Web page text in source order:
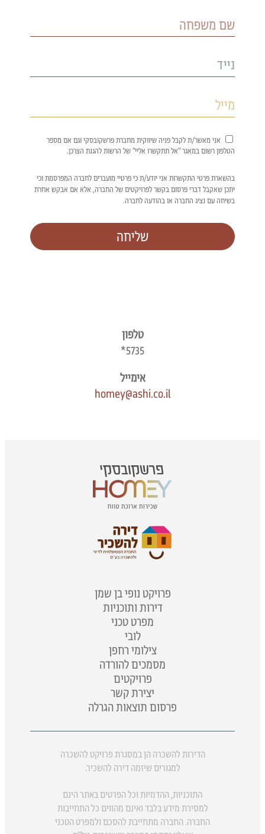
טלפון
*5735
אימייל
homey@ashi.co.il
אני מאשר/ת לקבל פניה שיווקית מחברת פרשקובסקי וגם אם מספר
הטלפון רשום במאגר "אל תתקשרו אליי" של הרשות להגנת הצרכן.
בהשארת פרטי התקשרות אני יודע/ת כי פרטיי מועברים לחברה המפרסמת וכי
יתכן שאקבל דברי פרסום בקשר לפרויקטים של החברה, אלא אם אבקש אחרת
בשיחה עם נציג החברה או בהודעה לחברה.
שליחה
פרויקט נופי בן שמן
דירות ותוכניות
מפרט טכני
לובי
צילומי רחפן
מסמכים להורדה
פרויקטים
יצירת קשר
פרסום תוצאות הגרלה
הדירות להשכרה הן במסגרת פרויקט להשכרה
למגורים שיזמה דירה להשכיר.
התוכניות, ההדמיות וכל הפרטים באתר הינם
למסירת מידע בלבד ואינם מהווים כל התחייבות
החברה. החברה מתחייבת להסכם ולמפרט הטכני